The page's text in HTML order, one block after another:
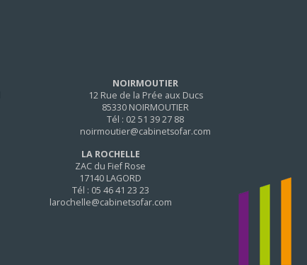
NOIRMOUTIER
12 Rue de la Prée aux Ducs
85330 NOIRMOUTIER
Tél : 02 51 39 27 88
noirmoutier@cabinetsofar.com
LA ROCHELLE
ZAC du Fief Rose
17140 LAGORD
Tél : 05 46 41 23 23
larochelle@cabinetsofar.com